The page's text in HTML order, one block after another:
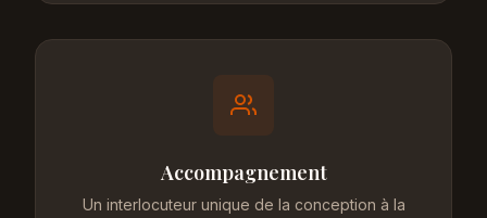
Accompagnement
Un interlocuteur unique de la conception à la